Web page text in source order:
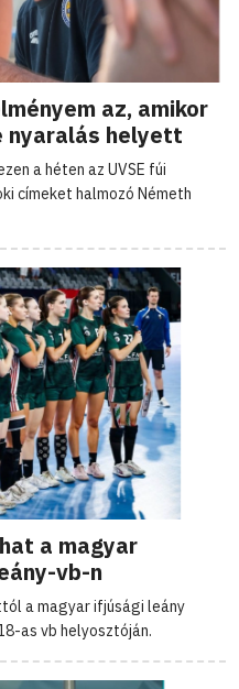
az, amikor
nyaralás helyett
a héten az UVSE fúi
címeket halmozó Németh
a magyar
vb-n
a magyar ifjúsági leány
as vb helyosztóján.